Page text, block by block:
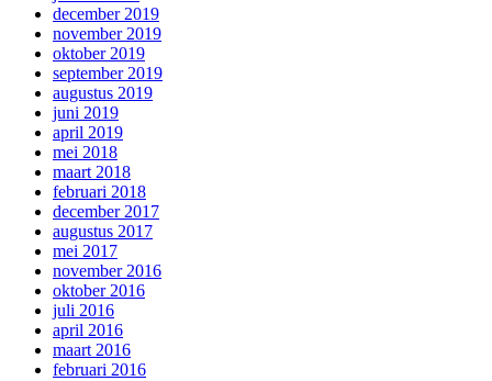
december 2019
november 2019
oktober 2019
september 2019
augustus 2019
juni 2019
april 2019
mei 2018
maart 2018
februari 2018
december 2017
augustus 2017
mei 2017
november 2016
oktober 2016
juli 2016
april 2016
maart 2016
februari 2016